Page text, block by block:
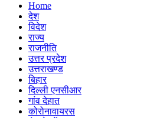
Home
देश
विदेश
राज्य
राजनीति
उत्तर प्रदेश
उत्तराखण्ड
बिहार
दिल्ली एनसीआर
गांव देहात
कोरोनावायरस